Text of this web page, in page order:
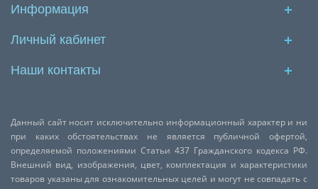
Информация
Личный кабинет
Наши контакты
Данный сайт носит исключительно информационный характер и ни
при каких обстоятельствах не является публичной офертой,
определяемой положениями Статьи 437 Гражданского кодекса РФ.
Внешний вид, изображения, цвет, комплектация и характеристики
товаров указаны для ознакомительных целей и могут не совпадать с